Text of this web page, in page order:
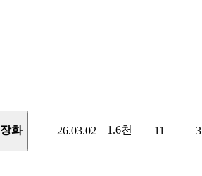
장화 26.03.02 1.6천 11 3